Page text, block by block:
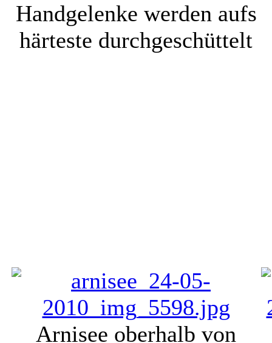
Handgelenke werden aufs
härteste durchgeschüttelt
Arnisee oberhalb von